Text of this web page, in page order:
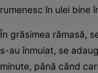
rumenesc în ulei bine
În grăsimea rămasă,
s-au înmuiat, se
minute, ­până când